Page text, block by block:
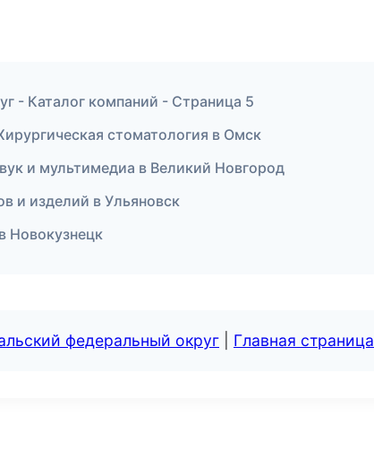
- Каталог компаний - Страница 5
стоматология в Омск
и мультимедиа в Великий Новгород
и изделий в Ульяновск
Новокузнецк
федеральный округ Главная страница